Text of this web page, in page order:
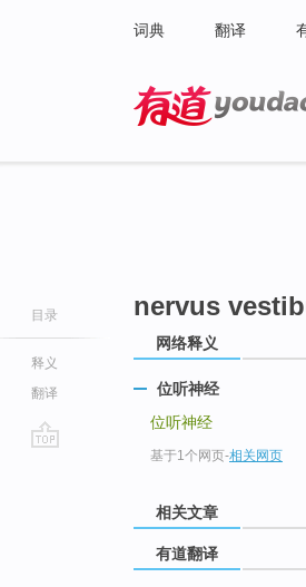
词典 翻译
目录
释义
翻译
nervus
网络释义
位听神经
位听神经
基于1个网页-相关网页
相关文章
有道翻译